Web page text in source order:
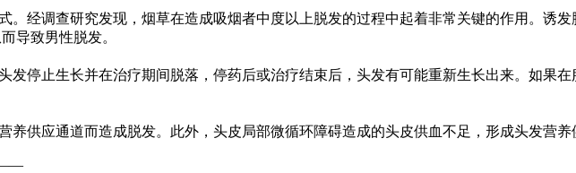
经调查研究发现，烟草在造成吸烟者中度以上脱发的过程中起着非常关键的作用。诱
导致男性脱发。
停止生长并在治疗期间脱落，停药后或治疗结束后，头发有可能重新生长出来。如果
供应通道而造成脱发。此外，头皮局部微循环障碍造成的头皮供血不足，形成头发营养